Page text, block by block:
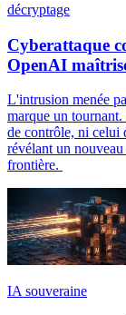
décryptage
Cyberattaque
OpenAI
L'intrusion menée
marque un
de contrôle, ni celui
révélant un
frontière.
IA souveraine